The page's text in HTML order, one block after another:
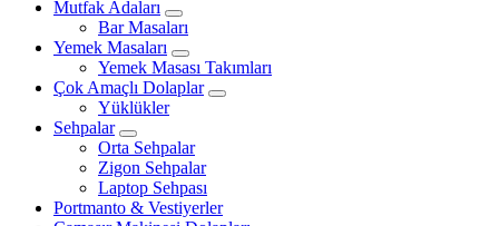
Mutfak Adaları
Bar Masaları
Yemek Masaları
Yemek Masası Takımları
Çok Amaçlı Dolaplar
Yüklükler
Sehpalar
Orta Sehpalar
Zigon Sehpalar
Laptop Sehpası
Portmanto & Vestiyerler